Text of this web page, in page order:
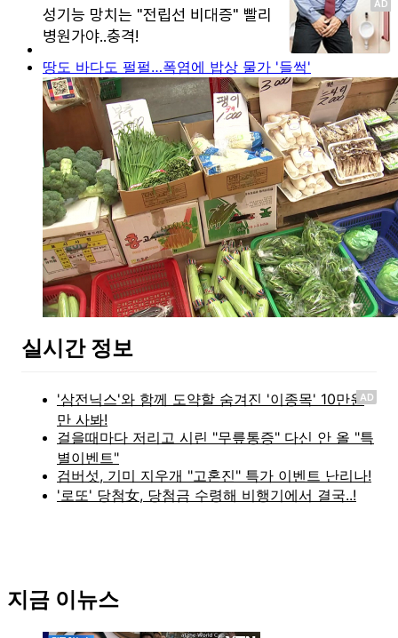
땅도 바다도 펄펄…폭염에 밥상 물가 '들썩'
실시간 정보
AD
지금 이뉴스